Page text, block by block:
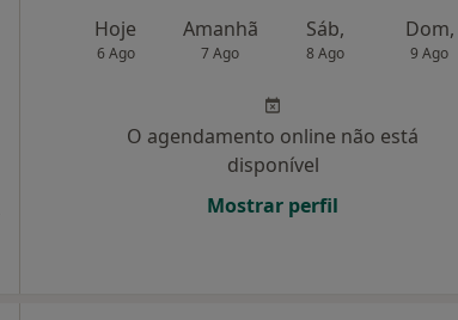
Hoje
6 Ago
Amanhã
7 Ago
Sáb,
8 Ago
Dom,
9 Ago
O agendamento online não está
disponível
Mostrar perfil